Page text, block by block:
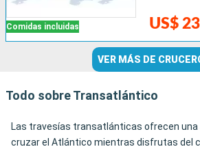
Comidas incluidas US$
VER MÁS DE
Todo sobre Transatlántico
Las travesías transatlánticas ofrecen una
cruzar el Atlántico mientras disfrutas del